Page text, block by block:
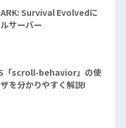
ARK: Survival Evolvedに
サーバー
「scroll-behavior」の使
を分かりやすく解説!